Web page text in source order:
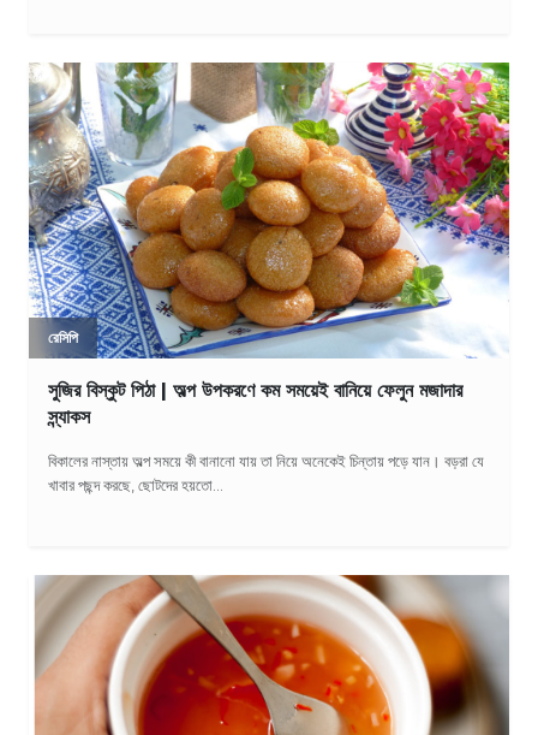
রেসিপি
সুজির বিস্কুট পিঠা | অল্প উপকরণে কম সময়েই বানিয়ে ফেলুন মজাদার
স্ন্যাকস
বিকালের নাস্তায় অল্প সময়ে কী বানানো যায় তা নিয়ে অনেকেই চিন্তায় পড়ে যান। বড়রা যে
খাবার পছন্দ করছে, ছোটদের হয়তো...